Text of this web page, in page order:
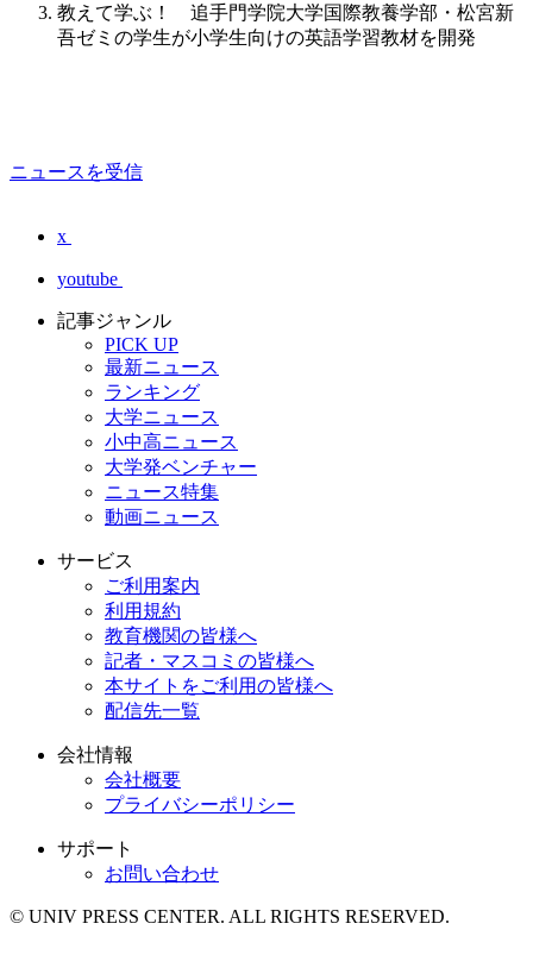
教えて学ぶ！ 追手門学院大学国際教養学部・松宮新
吾ゼミの学生が小学生向けの英語学習教材を開発
ニュースを受信
x
youtube
記事ジャンル
PICK UP
最新ニュース
ランキング
大学ニュース
小中高ニュース
大学発ベンチャー
ニュース特集
動画ニュース
サービス
ご利用案内
利用規約
教育機関の皆様へ
記者・マスコミの皆様へ
本サイトをご利用の皆様へ
配信先一覧
会社情報
会社概要
プライバシーポリシー
サポート
お問い合わせ
© UNIV PRESS CENTER. ALL RIGHTS RESERVED.